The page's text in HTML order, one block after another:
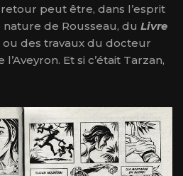
peut être, dans l’esprit
nature de Rousseau, du Livre
des travaux du docteur
Et si c’était Tarzan,